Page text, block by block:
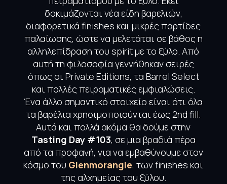
δοκιμάζονται νέα είδη βαρελιών,
διαφορετικά finishes και μικρές παρτίδες
παλαίωσης, ώστε να μελετάται σε βάθος η
αλληλεπίδραση του spirit με το ξύλο. Από
αυτή τη φιλοσοφία γεννήθηκαν σειρές
όπως οι Private Editions, τα Barrel Select
και πολλές πειραματικές εμφιαλώσεις.
Ένα άλλο σημαντικό στοιχείο είναι ότι όλα
τα βαρέλια χρησιμοποιούνται έως 2nd fill.
Αυτά και πολλά ακόμα θα δούμε στην
Tasting Day #103, σε μια βραδιά πέρα
από τα προφανή, για να εμβαθύνουμε στον
κόσμο του Glenmorangie, των finishes και
της αλχημείας του ξύλου.